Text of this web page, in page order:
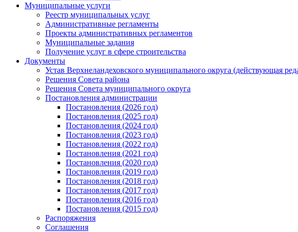
Муниципальные услуги
Реестр муниципальных услуг
Административные регламенты
Проекты административных регламентов
Муниципальные задания
Получение услуг в сфере строительства
Документы
Устав Верхнеландеховского муниципального округа (действующая
Решения Совета района
Решения Совета муниципального округа
Постановления администрации
Постановления (2026 год)
Постановления (2025 год)
Постановления (2024 год)
Постановления (2023 год)
Постановления (2022 год)
Постановления (2021 год)
Постановления (2020 год)
Постановления (2019 год)
Постановления (2018 год)
Постановления (2017 год)
Постановления (2016 год)
Постановления (2015 год)
Распоряжения
Соглашения